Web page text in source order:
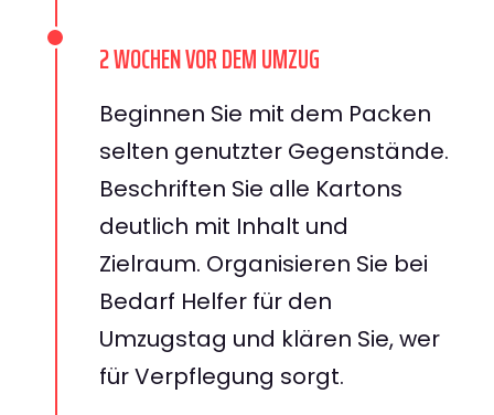
2 WOCHEN VOR DEM UMZUG
Beginnen Sie mit dem Packen
selten genutzter Gegenstände.
Beschriften Sie alle Kartons
deutlich mit Inhalt und
Zielraum. Organisieren Sie bei
Bedarf Helfer für den
Umzugstag und klären Sie, wer
für Verpflegung sorgt.